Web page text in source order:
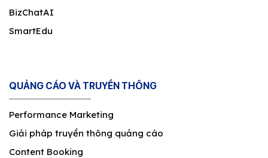
BizChatAI
SmartEdu
QUẢNG CÁO VÀ TRUYỀN THÔNG
Performance Marketing
Giải pháp truyền thông quảng cáo
Content Booking